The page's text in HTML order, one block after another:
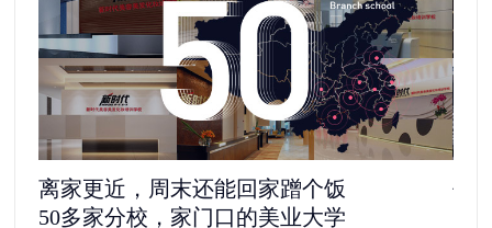
离家更近，周末还能回家蹭个饭
50多家分校，家门口的美业大学
去